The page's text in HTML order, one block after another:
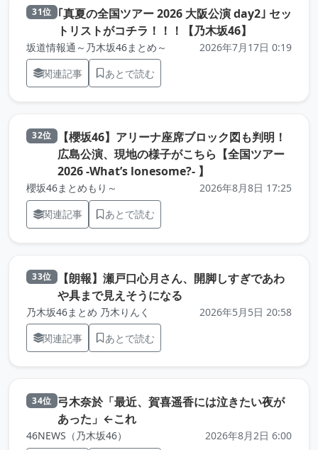
31位
｢真夏の全国ツアー 2026 大阪公演 day2｣ セッ
トリストがコチラ！！！【乃木坂46】
坂道情報通～乃木坂46まとめ～
2026年7月17日 0:19
関連記事
あとで読む
32位
【櫻坂46】アリーナ座席ブロック図も判明！
広島公演、現地の様子がこちら【全国ツアー
2026 -What’s lonesome?- 】
櫻坂46まとめもり～
2026年8月8日 17:25
関連記事
あとで読む
33位
【朗報】瀬戸口心月さん、開脚しすぎであわ
や具まで見えそうになる
乃木坂46まとめ 乃木りんく
2026年5月5日 20:58
関連記事
あとで読む
34位 弓木奈於「最近、賀喜遥香には泣きたい夜が
あった」←これ（元記事を新しいタブで開きます）
46NEWS（乃木坂46）
2026年8月2日 6:00